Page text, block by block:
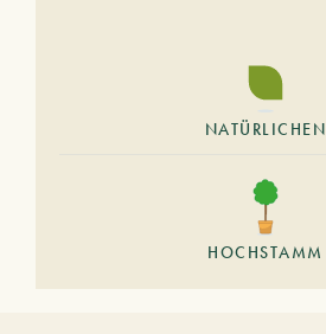
NATÜRLICHEN
HOCHSTAMM